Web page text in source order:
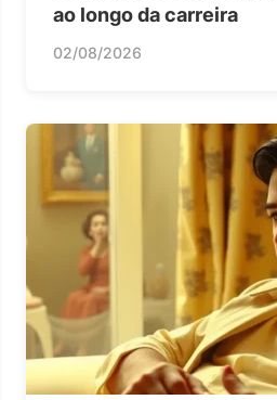
ao longo da carreira
02/08/2026